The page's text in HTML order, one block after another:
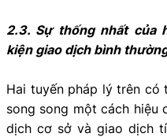
2.3. Sự thống nhất của
kiện giao dịch bình
Hai tuyến pháp lý trên có
song song một cách hiệu
dịch cơ sở và giao dịch